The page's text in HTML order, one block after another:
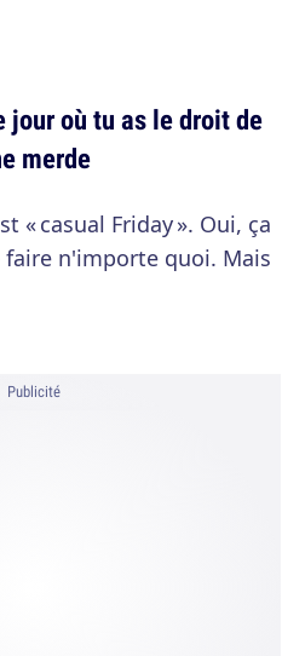
jour où tu as le droit de
merde
« casual Friday ». Oui, ça
n'importe quoi. Mais
Publicité